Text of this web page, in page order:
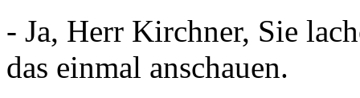
- Ja, Herr Kirchner, Sie
das einmal anschauen.